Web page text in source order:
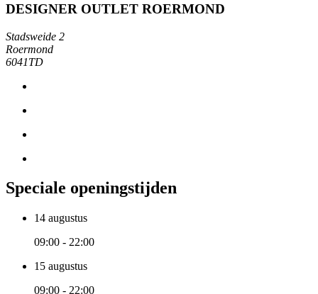
DESIGNER OUTLET ROERMOND
Stadsweide 2
Roermond
6041TD
Speciale openingstijden
14 augustus
09:00 - 22:00
15 augustus
09:00 - 22:00